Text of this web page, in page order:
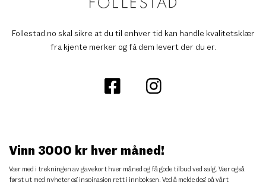
Follestad.no skal sikre at du til enhver tid kan handle kvalitetsklær
fra kjente merker og få dem levert der du er.
Vinn 3000 kr hver måned!
Vær med i trekningen av gavekort hver måned og få gode tilbud ved salg. Vær også
først ut med nyheter og inspirasjon rett i innboksen. Ved å melde deg på vårt